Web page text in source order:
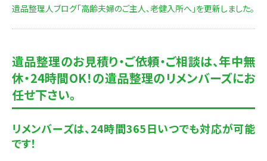
遺品整理人ブログ「高齢夫婦のご主人、老健入所へ」を更新しました。
遺品整理のお見積り・ご依頼・ご相談は、年中無
休・24時間OK！の遺品整理のリメンバーズにお
任せ下さい。
リメンバーズは、24時間365日いつでも対応が可能
です！